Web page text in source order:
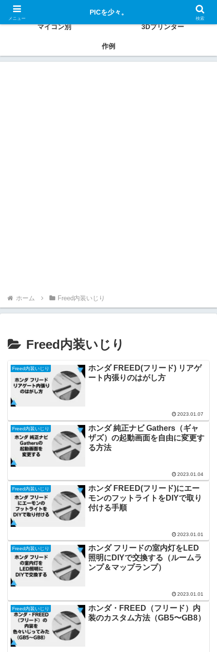
PIC、ESP32、Raspberry Pi、Xiaoなどの使い方、作例を紹介
マイコン別 3Dプリンター
作例
ホーム Freed内装いじり
Freed内装いじり
Freed内装いじり
ホンダ FREED(フリード) リアゲ
ート内張りのはがし方
2023.01.07
Freed内装いじり
ホンダ 純正ナビ Gathers（ギャ
ザズ）の起動画面を自由に変更す
る方法
2023.01.04
Freed内装いじり
ホンダ FREED(フリード)にエー
モンのフットライトをDIYで取り
付ける手順
2023.01.01
Freed内装いじり
ホンダ フリードの室内灯をLED
照明にDIYで交換する（ルームラ
ンプ＆マップランプ）
2023.01.01
Freed内装いじり
ホンダ・FREED（フリード）内
装のカスタム方法（GB5〜GB8）
メニュー
PICを少々。
検索